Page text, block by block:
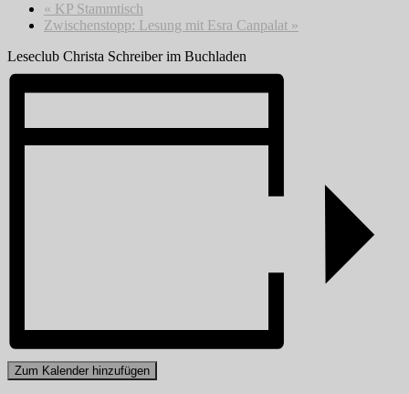
« KP Stammtisch
Zwischenstopp: Lesung mit Esra Canpalat »
Leseclub Christa Schreiber im Buchladen
Zum Kalender hinzufügen